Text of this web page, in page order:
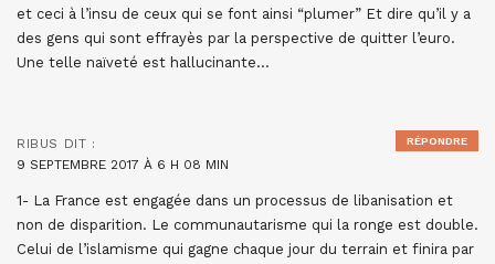
et ceci à l’insu de ceux qui se font ainsi “plumer” Et dire qu’il y a
des gens qui sont effrayès par la perspective de quitter l’euro.
Une telle naïveté est hallucinante…
RIBUS DIT :
9 SEPTEMBRE 2017 À 6 H 08 MIN
1- La France est engagée dans un processus de libanisation et
non de disparition. Le communautarisme qui la ronge est double.
Celui de l’islamisme qui gagne chaque jour du terrain et finira par
RÉPONDRE